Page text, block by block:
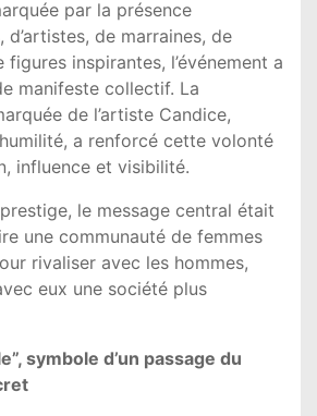
par la présence
d’artistes, de marraines, de
inspirantes, l’événement a
manifeste collectif. La
de l’artiste Candice,
a renforcé cette volonté
influence et visibilité.
le message central était
une communauté de femmes
rivaliser avec les hommes,
eux une société plus
symbole d’un passage du